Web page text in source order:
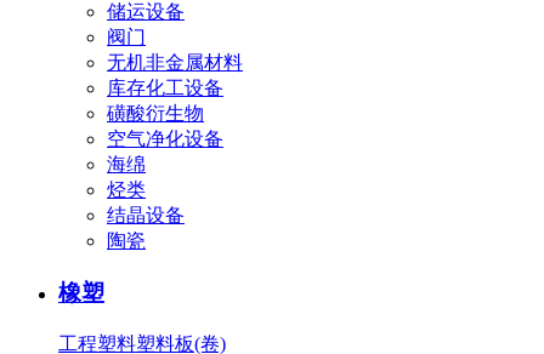
储运设备
阀门
无机非金属材料
库存化工设备
磺酸衍生物
空气净化设备
海绵
烃类
结晶设备
陶瓷
橡塑
工程塑料塑料板(卷)